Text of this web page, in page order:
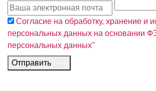
Согласие на обработку, хранение и
персональных данных на основании
персональных данных"
Отправить